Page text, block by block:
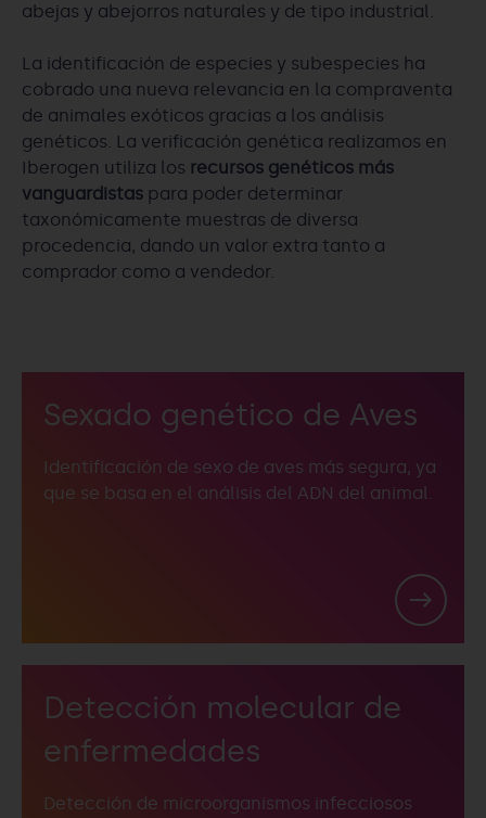
abejas y abejorros naturales y de tipo industrial.
La identificación de especies y subespecies ha
cobrado una nueva relevancia en la compraventa
de animales exóticos gracias a los análisis
genéticos. La verificación genética realizamos en
Iberogen utiliza los recursos genéticos más
vanguardistas para poder determinar
taxonómicamente muestras de diversa
procedencia, dando un valor extra tanto a
comprador como a vendedor.
Sexado genético de Aves
Identificación de sexo de aves más segura, ya
que se basa en el análisis del ADN del animal.
Detección molecular de
enfermedades
Detección de microorganismos infecciosos